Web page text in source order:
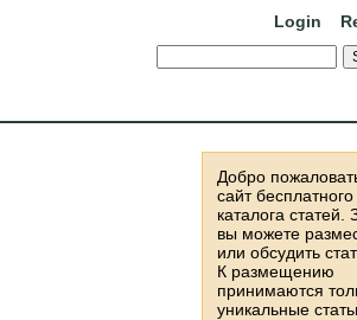
Login
Добро
сайт бесплатного
каталога статей.
вы можете
или обсудить
К размещению
принимаются
уникальные